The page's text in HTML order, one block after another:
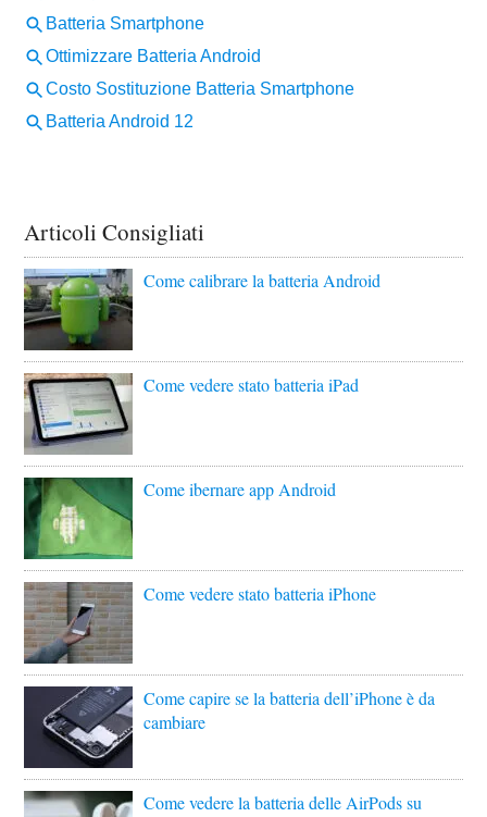
Articoli Consigliati
Come calibrare la batteria Android
Come vedere stato batteria iPad
Come ibernare app Android
Come vedere stato batteria iPhone
Come capire se la batteria dell’iPhone è da
cambiare
Come vedere la batteria delle AirPods su